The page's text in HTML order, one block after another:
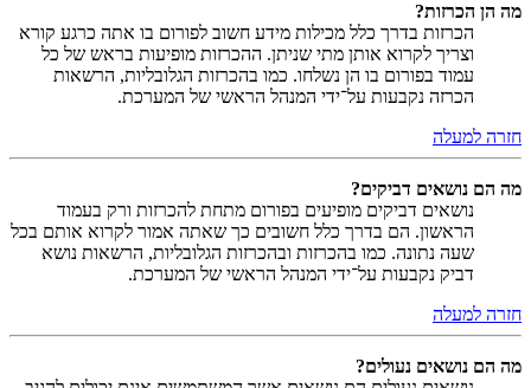
מה הן הכרזות?
הכרזות בדרך כלל מכילות מידע חשוב לפורום בו אתה כרגע קורא
וצריך לקרוא אותן מתי שניתן. ההכרזות מופיעות בראש של כל
עמוד בפורום בו הן נשלחו. כמו בהכרזות הגלובליות, הרשאות
הכרזה נקבעות על־ידי המנהל הראשי של המערכת.
חזרה למעלה
מה הם נושאים דביקים?
נושאים דביקים מופיעים בפורום מתחת להכרזות ורק בעמוד
הראשון. הם בדרך כלל חשובים כך שאתה אמור לקרוא אותם בכל
שעה נתונה. כמו בהכרזות ובהכרזות הגלובליות, הרשאות נושא
דביק נקבעות על־ידי המנהל הראשי של המערכת.
חזרה למעלה
מה הם נושאים נעולים?